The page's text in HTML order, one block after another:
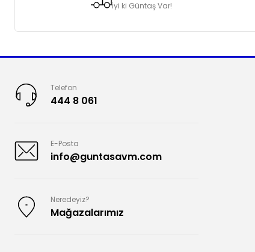
İyi ki Güntaş Var!
Telefon
444 8 061
E-Posta
info@guntasavm.com
Neredeyiz?
Mağazalarımız